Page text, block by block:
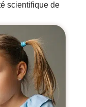
scientifique de